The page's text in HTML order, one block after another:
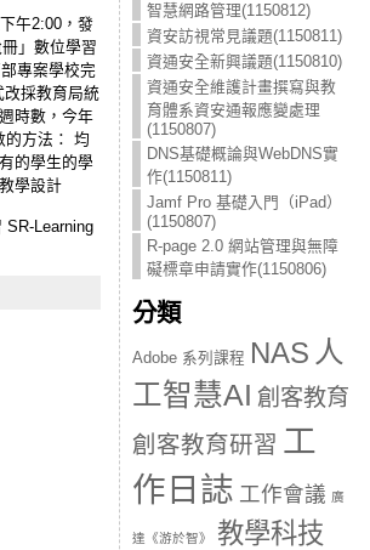
午2:00，發
」數位學習
專案學校完
改採教育局統
時數，今年
的方法： 均
的學生的學
學設計
SR-Learning
智慧網路管理(1150812)
資安訪視常見議題(1150811)
資通安全新興議題(1150810)
資通安全維護計畫撰寫與教
育體系資安通報應變處理
(1150807)
DNS基礎概論與WebDNS實
作(1150811)
Jamf Pro 基礎入門（iPad）
(1150807)
R-page 2.0 網站管理與無障
礙標章申請實作(1150806)
分類
Adobe 系列課程 NAS 人
工智慧AI 創客教育
創客教育研習 工
作日誌 工作會議 廣
達《游於智》
教學科技